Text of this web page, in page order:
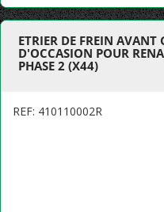
ETRIER DE FREIN AVANT
D'OCCASION POUR
PHASE 2 (X44)
REF: 410110002R